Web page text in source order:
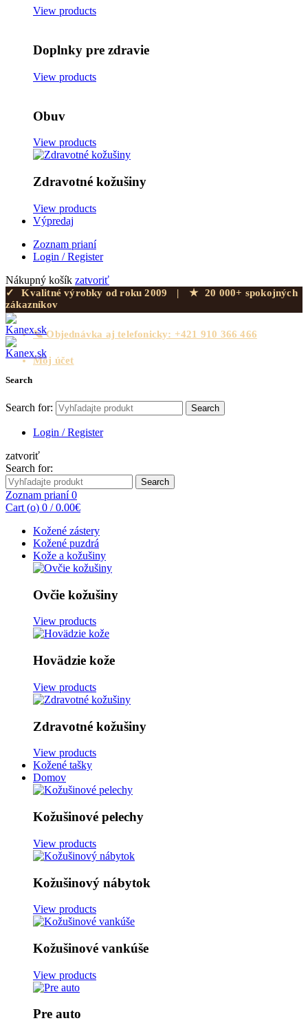
View products
Doplnky pre zdravie
View products
Obuv
View products
Zdravotné kožušiny
View products
Výpredaj
Zoznam prianí
Login / Register
Nákupný košík zatvoriť
✓ Kvalitné výrobky od roku 2009 | ★
20 000+ spokojných
zákazníkov
📞 Objednávka aj telefonicky: +421 910 366 466
Môj účet
Search
Search for: Search
Login / Register
zatvoriť
Search for:
Search
Zoznam prianí0
Cart (o) 0 / 0.00€
Kožené zástery
Kožené puzdrá
Kože a kožušiny
Ovčie kožušiny
View products
Hovädzie kože
View products
Zdravotné kožušiny
View products
Kožené tašky
Domov
Kožušinové pelechy
View products
Kožušinový nábytok
View products
Kožušinové vankúše
View products
Pre auto